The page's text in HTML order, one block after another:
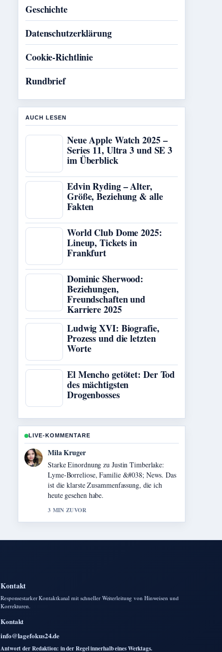
Geschichte
Datenschutzerklärung
Cookie-Richtlinie
Rundbrief
AUCH LESEN
Neue Apple Watch 2025 –
Series 11, Ultra 3 und SE 3
im Überblick
Edvin Ryding – Alter,
Größe, Beziehung & alle
Fakten
World Club Dome 2025:
Lineup, Tickets in
Frankfurt
Dominic Sherwood:
Beziehungen,
Freundschaften und
Karriere 2025
Ludwig XVI: Biografie,
Prozess und die letzten
Worte
El Mencho getötet: Der Tod
des mächtigsten
Drogenbosses
LIVE-KOMMENTARE
Jonas Wagner
Verfolge Lucy Liu: Beziehung, Karriere und
Fakten zur... genau – schaetze den
ausgewogenen Ton hier.
5 MIN ZUVOR
Responsestarker Kontaktkanal mit schneller Weiterleitung von Hinweisen und
Korrekturen.
info@lagefokus24.de
Antwort der Redaktion: in der Regel innerhalb eines Werktags.